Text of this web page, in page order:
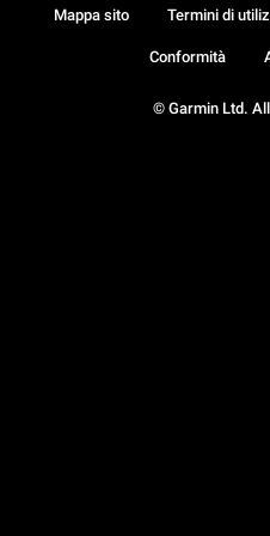
© Garmin Ltd.
Mappa sito Termini di
Conformità